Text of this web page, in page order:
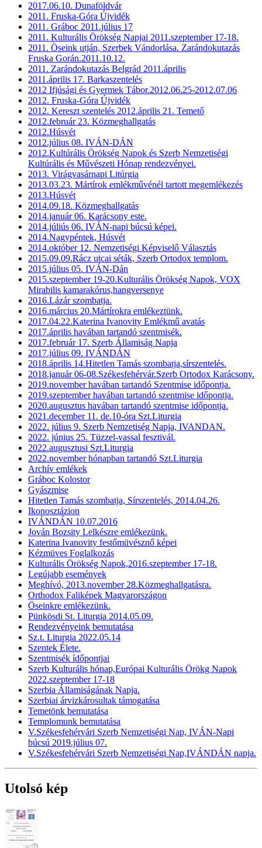
2017.06.10. Dunaföldvár
2011. Fruska-Góra Újvidék
2011. Gráboc 2011.július 17
2011. Kulturális Örökség Napjai 2011.szeptember 17-18.
2011. Öseink utján, Szerbek Vándorlása. Zarándokutazás
Fruska Gorán.2011.10.12.
2011. Zarándokutazás Belgrád 2011.április
2011.április 17. Barkaszentelés
2012 Ifjúsági és Gyermek Tábor.2012.06.25-2012.07.06
2012. Fruska-Góra Újvidék
2012. Kereszt szentelés 2012.április 21. Temető
2012.február 23. Közmeghallgatás
2012.Húsvét
2012.július 08. IVÁN-DÁN
2012.Kultúrális Örökség Napok és Szerb Nemzetiségi
Kultúrális és Művészeti Hónap rendezvényei.
2013. Virágvasárnapi Litúrgia
2013.03.23. Mártírok emlékművénél tartott megemlékezés
2013.Húsvét
2014.09.18. Közmeghallgatás
2014.január 06. Karácsony este.
2014.júliús 06. IVÁN-napi búcsú képei.
2014.Nagypéntek, Húsvét
2014.október 12. Nemzetiségi Képviselő Választás
2015.09.09.Rácz utcai séták, Szerb Ortodox templom.
2015.július 05. IVÁN-Dán
2015.szeptember 19-20.Kulturális Örökség Napok, VOX
Mirabilis kamarakórus,hangversenye
2016.Lázár szombatja.
2016.március 20.Mártírokra emlékeztünk.
2017.04.22.Katerina Ivanovity Emlékmű avatás
2017.április havában tartandó szentmisék.
2017.február 17. Szerb Államiság Napja
2017.július 09. IVÁNDÁN
2018.április 14.Hitetlen Tamás szombatja,sírszentelés.
2018.január 06-08.Székesfehérvár.Szerb Ortodox Karácsony.
2019.november havában tartandó Szentmise időpontja.
2019.szeptember havában tartandó szentmise időpontja.
2020.augusztus havában tartandó szentmise időpontja.
2021.december 11. de.10-óra Szt.Liturgia
2022. július 9. Szerb Nemzetiség Napja, IVANDAN.
2022. június 25. Tüzzel-vassal fesztivál.
2022.augusztusi Szt.Liturgia
2022.november hónapban tartandó Szt.Liturgia
Archív emlékek
Gráboc Kolostor
Gyászmise
Hitetlen Tamás szombatja, Sírszentelés, 2014.04.26.
Ikonosztázion
IVÁNDÁN 10.07.2016
Jován Bozsity Lelkészre emlékezünk.
Katerina Ivanovity festőmüvésznő képei
Kézmüves Foglalkozás
Kulturális Örökség Napok,2016.szeptember 17-18.
Legújabb események
Meghívó, 2013.november 28.Közmeghallgatásra.
Orthodox Faliképek Magyarországon
Öseinkre emlékezünk.
Pünkösdi St. Liturgia 2014.05.09.
Rendezvényeink bemutatása
Sz.t. Liturgia 2022.05.14
Szentek Élete.
Szentmisék ídőpontjai
Szerb Kulturális hónap,Európai Kulturális Örökg Napok
2022.szeptember 17-18
Szerbia Államiságának Napja.
Szerbiai árvizkárosultak támogatása
Temetönk bemutatása
Templomunk bemutatása
V.Székesfehérvári Szerb Nemzetiségi Nap, IVÁN-Napi
búcsú 2019.július 07.
V.Székesfehérvári Szerb Nemzetiségi Nap,IVÁNDÁN napja.
Utolsó kép